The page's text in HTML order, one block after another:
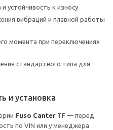
устойчивость к износу
вибраций и плавной работы
момента при переключениях
стандартного типа для
и установка
Fuso Canter TF — перед
по VIN или у менеджера